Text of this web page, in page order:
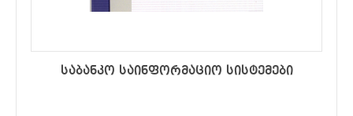
საბანკო საინფორმაციო სისტემები